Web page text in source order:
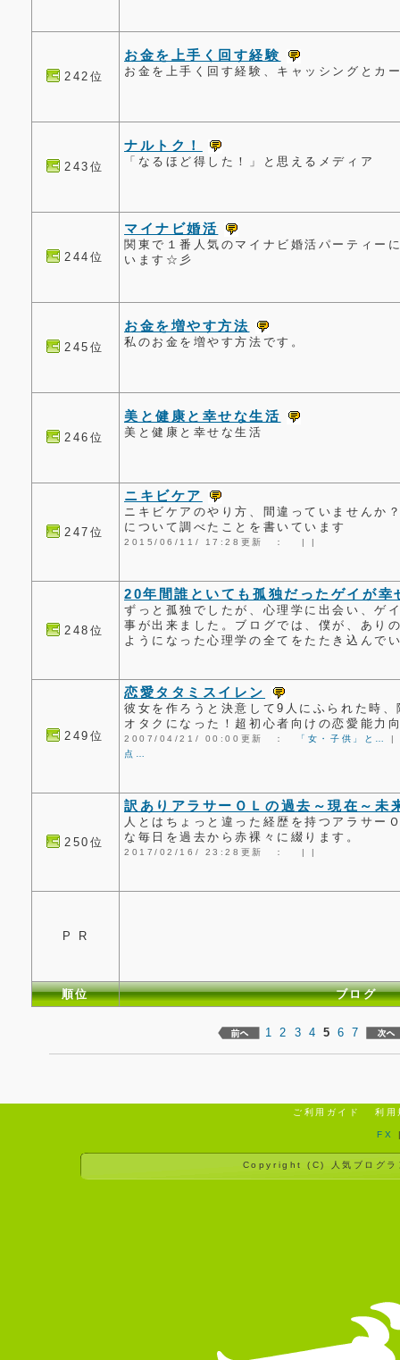
242位
お金を上手く回す経験
お金を上手く回す経験、キャッシングとカ
243位
ナルトク！
「なるほど得した！」と思えるメディア
244位
マイナビ婚活
関東で１番人気のマイナビ婚活パーティー
います☆彡
245位
お金を増やす方法
私のお金を増やす方法です。
246位
美と健康と幸せな生活
美と健康と幸せな生活
247位
ニキビケア
ニキビケアのやり方、間違っていませんか
について調べたことを書いています
2015/06/11/ 17:28更新 ： | |
248位
20年間誰といても孤独だったゲイが幸
ずっと孤独でしたが、心理学に出会い、ゲ
事が出来ました。ブログでは、僕が、あり
ようになった心理学の全てをたたき込んで
249位
恋愛タタミスイレン
彼女を作ろうと決意して9人にふられた時
オタクになった！超初心者向けの恋愛能力
2007/04/21/ 00:00更新 ： 「女・子供」と…
点…
250位
訳ありアラサーＯＬの過去～現在～未
人とはちょっと違った経歴を持つアラサー
な毎日を過去から赤裸々に綴ります。
2017/02/16/ 23:28更新 ： | |
P R
順位 ブログ
1 2 3 4 5 6 7
ご利用ガイド 利用
FX
Copyright (C) 人気ブログ